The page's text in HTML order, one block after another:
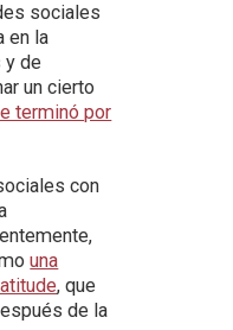
sociales
en la
y de
un cierto
terminó por
con
una
, que
de la